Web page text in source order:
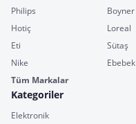
Philips
Boyner
Hotiç
Loreal
Eti
Sütaş
Nike
Ebebek
Tüm Markalar
Kategoriler
Elektronik